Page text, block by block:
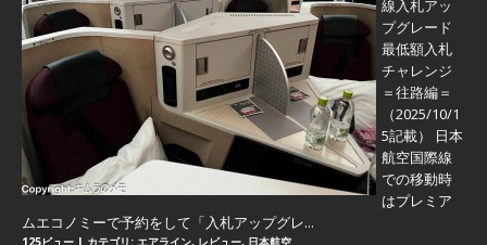
線入札アッ
プグレード
最低額入札
チャレンジ
＝往路編＝
（2025/10/1
5記載） 日本
航空国際線
での移動時
はプレミア
ムエコノミーで予約をして「入札アップグレ...
125ビュー | カテゴリ: エアライン, レビュー, 日本航空